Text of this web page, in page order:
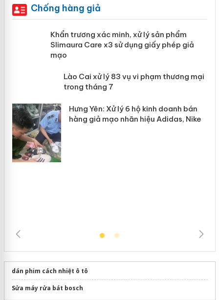
Chống hàng giả
Khẩn trương xác minh, xử lý sản phẩm
Slimaura Care x3 sử dụng giấy phép
mại trong tháng 7
dán phim cách nhiệt ô tô
Sửa máy rửa bát bosch